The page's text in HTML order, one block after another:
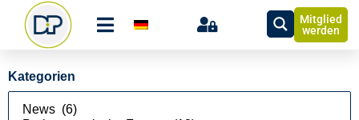
Mitglied
werden
Kategorien